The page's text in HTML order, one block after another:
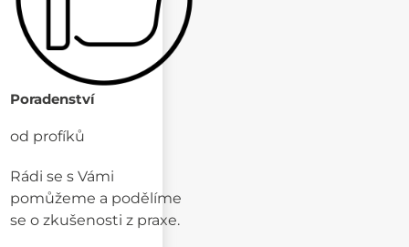
Poradenství
od profíků
Rádi se s Vámi
pomůžeme a podělíme
se o zkušenosti z praxe.